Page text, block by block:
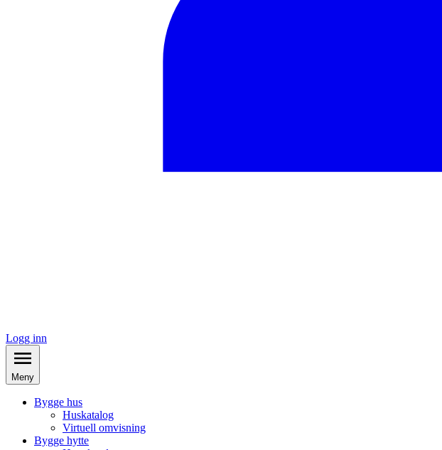
Logg inn
Meny
Bygge hus
Huskatalog
Virtuell omvisning
Bygge hytte